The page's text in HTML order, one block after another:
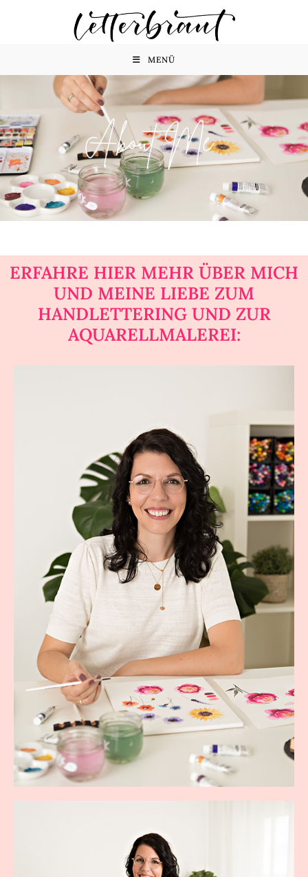
MENÜ
ERFAHRE HIER MEHR ÜBER MICH
UND MEINE LIEBE ZUM
HANDLETTERING UND ZUR
AQUARELLMALEREI: